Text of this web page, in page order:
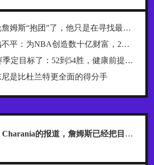
富保罗：别再说詹姆斯“抱团”了，他只是在寻找最好的合作者
阿里扎替老詹鸣不平：为NBA创造数十亿财富，2年800万被亏待了
Buha给湖人新赛季定目标了：52到54胜，健康前提下西部前四稳了
是比杜兰特更全面的得分手
根据名记Shams Charania的报道，詹姆斯已经把目标范围缩小到了热火、骑士和76人这三支东部球队